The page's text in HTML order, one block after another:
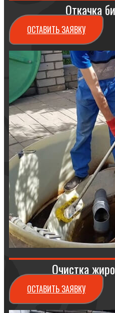
Откачка
ОСТАВИТЬ ЗАЯВКУ
Очистка
ОСТАВИТЬ ЗАЯВКУ